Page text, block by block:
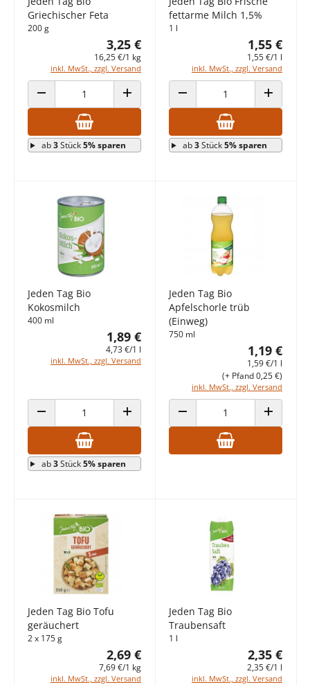
Griechischer Feta
200 g
3,25 €
16,25 €/1 kg
inkl. MwSt., zzgl. Versand
ANZAHL VERRINGERN ANZAHL ERHÖHEN
ab3Stück5% sparen
fettarme Milch 1,5%
1 l
1,55 €
1,55 €/1 l
inkl. MwSt., zzgl. Versand
ANZAHL VERRINGERN ANZAHL
ab3Stück5% sparen
Jeden Tag Bio
Kokosmilch
400 ml
1,89 €
4,73 €/1 l
inkl. MwSt., zzgl. Versand
ANZAHL VERRINGERN ANZAHL ERHÖHEN
ab3Stück5% sparen
Jeden Tag Bio
Apfelschorle trüb
(Einweg)
750 ml
1,19 €
1,59 €/1 l
inkl. MwSt., zzgl. Versand
(+ Pfand 0,25 €)
ANZAHL VERRINGERN ANZAHL
Jeden Tag Bio Tofu
geräuchert
2 x 175 g
2,69 €
7,69 €/1 kg
inkl. MwSt., zzgl. Versand
Jeden Tag Bio
Traubensaft
1 l
2,35 €
2,35 €/1 l
inkl. MwSt., zzgl. Versand